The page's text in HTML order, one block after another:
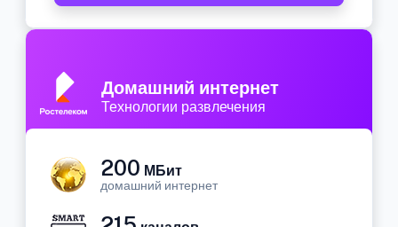
Домашний интернет
Технологии развлечения
200 МБит
домашний интернет